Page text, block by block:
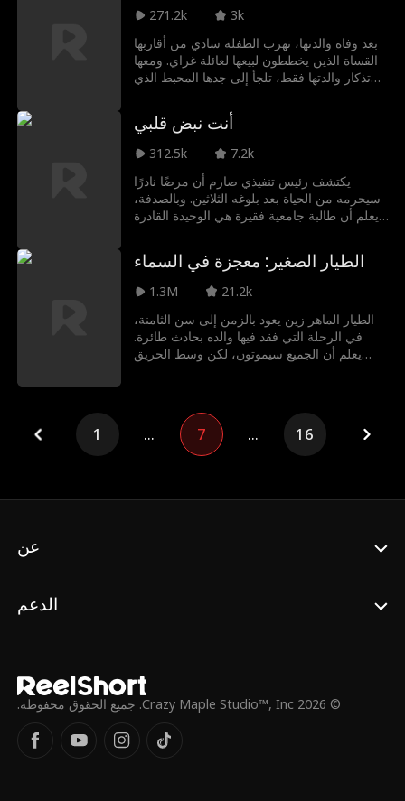
271.2k
3k
بعد وفاة والدتها، تهرب الطفلة سادي من أقاربها
القساة الذين يخططون لبيعها لعائلة غراي. ومعها
تذكار والدتها فقط، تلجأ إلى جدها المحبط الذي
تتصدى سادي للظلم وتهزم متنمرا محليا لتنال
فرصة التدريب في المدينة. وبقوتها التي لا تقهر،
ترتقي لتصبح بطلة عالمية، وتتحول من فتاة يتيمة
أنت نبض قلبي
312.5k
7.2k
يكتشف رئيس تنفيذي صارم أن مرضًا نادرًا
سيحرمه من الحياة بعد بلوغه الثلاثين. وبالصدفة،
يعلم أن طالبة جامعية فقيرة هي الوحيدة القادرة
وتضحي بنفسها لإنقاذه. يعتقد أنها ماتت في سبيله
فيغرق في الحزن واليأس. لكن بعد سبع سنوات،
تعود الأقدار لتجمعهما من جديد وقد أصبحت عمياء
ومعها طفل.
الطيار الصغير: معجزة في السماء
1.3M
21.2k
الطيار الماهر زين يعود بالزمن إلى سن الثامنة،
في الرحلة التي فقد فيها والده بحادث طائرة.
يعلم أن الجميع سيموتون، لكن وسط الحريق
خزان الوقود يتسرب، التضاريس خطيرة، والهبوط
الاضطراري احتمال نجاته لا يتعدى 1%.
1 ... 7 ... 16
عن
الدعم
© 2026 Crazy Maple Studio™, Inc. جميع الحقوق محفوظة.